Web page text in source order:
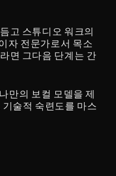
고 스튜디오 워크의
자 전문가로서 목소
면 그다음 단계는 간
만의 보컬 모델을 제
술적 숙련도를 마스